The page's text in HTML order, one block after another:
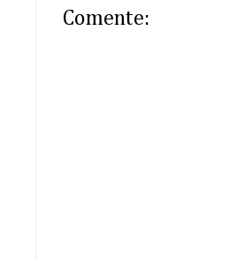
Comente: